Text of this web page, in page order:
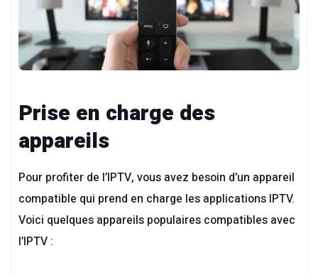
Prise en charge des
appareils
Pour profiter de l’IPTV, vous avez besoin d’un appareil
compatible qui prend en charge les applications IPTV.
Voici quelques appareils populaires compatibles avec
l’IPTV :